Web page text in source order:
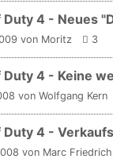
Duty 4 - Neues
von Moritz 3
Duty 4 - Keine
von Wolfgang Kern
Duty 4 -
von Marc